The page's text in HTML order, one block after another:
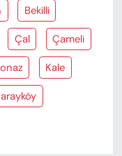
Bekilli
Çal Çameli
Kale